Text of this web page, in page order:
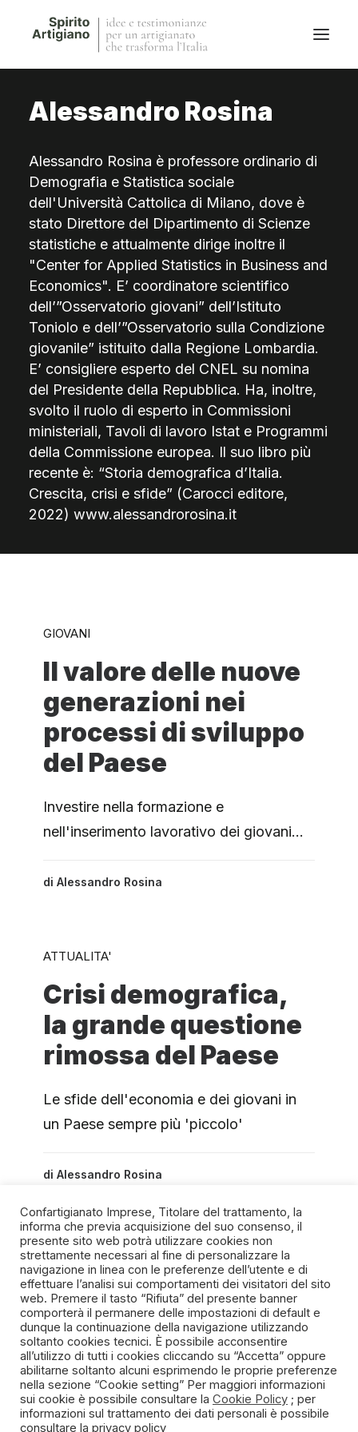
Questo sito
Stories
QFG
Collaborano con noi
Alessandro Rosina
Alessandro Rosina è professore ordinario di
Demografia e Statistica sociale
dell'Università Cattolica di Milano, dove è
stato Direttore del Dipartimento di Scienze
statistiche e attualmente dirige inoltre il
"Center for Applied Statistics in Business and
Economics". E’ coordinatore scientifico
dell’”Osservatorio giovani” dell’Istituto
Toniolo e dell’”Osservatorio sulla Condizione
giovanile” istituito dalla Regione Lombardia.
E’ consigliere esperto del CNEL su nomina
del Presidente della Repubblica. Ha, inoltre,
svolto il ruolo di esperto in Commissioni
ministeriali, Tavoli di lavoro Istat e Programmi
della Commissione europea. Il suo libro più
recente è: “Storia demografica d’Italia.
Crescita, crisi e sfide” (Carocci editore,
2022) www.alessandrorosina.it
GIOVANI
Il valore delle nuove
generazioni nei
processi di sviluppo
del Paese
Investire nella formazione e
nell'inserimento lavorativo dei giovani…
di Alessandro Rosina
ATTUALITA'
Crisi demografica,
la grande questione
rimossa del Paese
Le sfide dell'economia e dei giovani in
un Paese sempre più 'piccolo'
di Alessandro Rosina
SPIRITO ARTIGIANO
Un progetto della Fondazione Manlio e Maria Letizia
Germozzi onlus
Confartigianato Imprese, Titolare del trattamento, la
informa che previa acquisizione del suo consenso, il
presente sito web potrà utilizzare cookies non
strettamente necessari al fine di personalizzare la
navigazione in linea con le preferenze dell’utente e di
effettuare l’analisi sui comportamenti dei visitatori del sito
web. Premere il tasto “Rifiuta” del presente banner
comporterà il permanere delle impostazioni di default e
dunque la continuazione della navigazione utilizzando
soltanto cookies tecnici. È possibile acconsentire
all’utilizzo di tutti i cookies cliccando su “Accetta” oppure
abilitarne soltanto alcuni esprimendo le proprie preferenze
nella sezione “Cookie setting” Per maggiori informazioni
sui cookie è possibile consultare la Cookie Policy ; per
informazioni sul trattamento dei dati personali è possibile
consultare la privacy policy